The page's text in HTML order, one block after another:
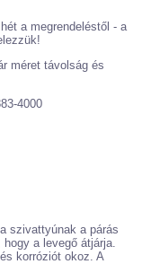
a megrendeléstől - a
méret távolság és
4000
szivattyúnak a párás
a levegő átjárja.
korróziót okoz. A